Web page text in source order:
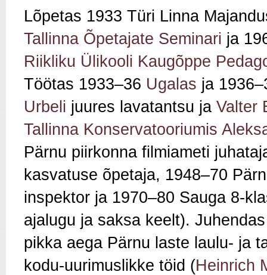
Lõpetas 1933 Türi Linna
Tallinna Õpetajate Seminari ja
Riikliku Ülikooli Kaugõppe
Töötas 1933–36 Ugalas ja
Urbeli juures lavatantsu ja Valter
Tallinna Konservatooriumis
Pärnu piirkonna filmiameti
kasvatuse õpetaja, 1948–70
inspektor ja 1970–80 Sauga 8-
ajalugu ja saksa keelt).
pikka aega Pärnu laste laulu- ja
kodu‑uurimuslikke töid (Heinrich